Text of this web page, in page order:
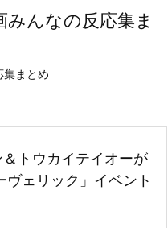
みんなの反応集ま
集まとめ
＆トウカイテイオーが
ェリック」イベント